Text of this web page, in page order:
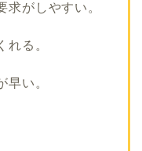
求がしやすい。
れる。
早い。